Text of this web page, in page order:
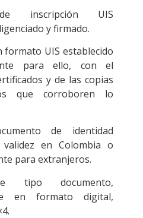
inscripción UIS
y firmado.
formato UIS establecido
para ello, con el
y de las copias
que corroboren lo
de identidad
en Colombia o
para extranjeros.
tipo documento,
en formato digital,